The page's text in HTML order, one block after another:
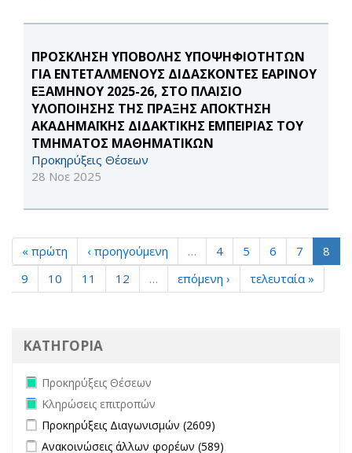
ΠΡΟΣΚΛΗΣΗ ΥΠΟΒΟΛΗΣ ΥΠΟΨΗΦΙΟΤΗΤΩΝ
ΓΙΑ ΕΝΤΕΤΑΛΜΕΝΟΥΣ ΔΙΔΑΣΚΟΝΤΕΣ ΕΑΡΙΝΟΥ
ΕΞΑΜΗΝΟΥ 2025-26, ΣΤΟ ΠΛΑΙΣΙΟ
ΥΛΟΠΟΙΗΣΗΣ ΤΗΣ ΠΡΑΞΗΣ ΑΠΟΚΤΗΣΗ
ΑΚΑΔΗΜΑΪΚΗΣ ΔΙΔΑΚΤΙΚΗΣ ΕΜΠΕΙΡΙΑΣ ΤΟΥ
ΤΜΗΜΑΤΟΣ ΜΑΘΗΜΑΤΙΚΩΝ
Προκηρύξεις Θέσεων
28 Νοε 2025
« πρώτη ‹ προηγούμενη … 4 5 6 7
8
9
10 11 12 … επόμενη › τελευταία »
ΚΑΤΗΓΟΡΙΑ
Remove Προκηρύξεις Θέσεων filter
Προκηρύξεις Θέσεων
Remove Κληρώσεις επιτροπών filter
Κληρώσεις επιτροπών
Apply Προκηρύξεις Διαγωνισμών filter
Προκηρύξεις Διαγωνισμών (2609)
Apply Ανακοινώσεις άλλων φορέων filter
Ανακοινώσεις άλλων φορέων (589)